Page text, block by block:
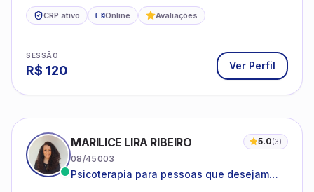
CRP ativo Online Avaliações
SESSÃO
R$ 120 Ver Perfil
MARILICE LIRA RIBEIRO 5.0(3)
08/45003
Psicoterapia para pessoas que desejam